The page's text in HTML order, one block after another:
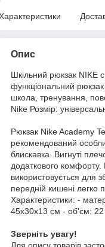
Опис
Шкільний рюкзак NIKE
функціональний
школа, тренування,
Nike Розмір:
Рюкзак Nike Academy
рекомендований
блискавка. Вигнуті
додаткового комфорту.
використовується для
передній кишені легко
Характеристики: -
45x30x13 см - об'єм:
Зверніть увагу!
Для опису товарів